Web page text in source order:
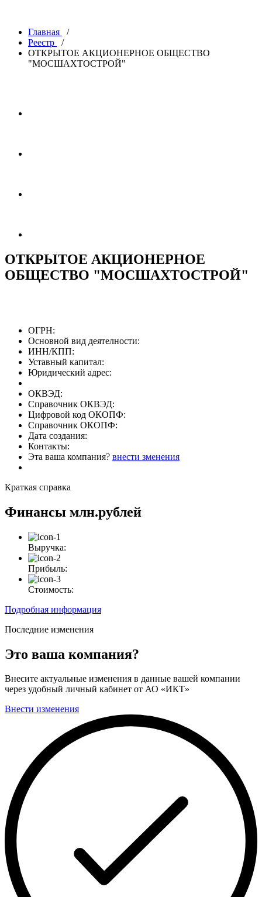
Главная
/
Реестр
/
ОТКРЫТОЕ АКЦИОНЕРНОЕ ОБЩЕСТВО
"МОСШАХТОСТРОЙ"
ОТКРЫТОЕ АКЦИОНЕРНОЕ
ОБЩЕСТВО "МОСШАХТОСТРОЙ"
ОГРН:
Основной вид деятелности:
ИНН/КПП:
Уставный капитал:
Юридический адрес:
ОКВЭД:
Справочник ОКВЭД:
Цифровой код ОКОПФ:
Справочник ОКОПФ:
Дата создания:
Контакты:
Эта ваша компания? внести зменения
Краткая справка
Финансы млн.рублей
Выручка:
Прибыль:
Стоимость:
Подробная информация
Последние изменения
Это ваша компания?
Внесите актуальные изменения в данные вашей компании
через удобный личный кабинет от АО «ИКТ»
Внести изменения